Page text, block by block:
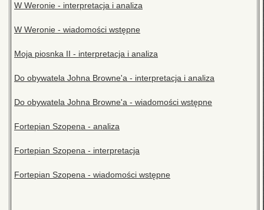
W Weronie - interpretacja i analiza
W Weronie - wiadomości wstępne
Moja piosnka II - interpretacja i analiza
Do obywatela Johna Browne'a - interpretacja i analiza
Do obywatela Johna Browne'a - wiadomości wstępne
Fortepian Szopena - analiza
Fortepian Szopena - interpretacja
Fortepian Szopena - wiadomości wstępne